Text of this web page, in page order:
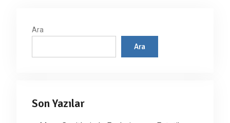
Ara
Ara
Son Yazılar